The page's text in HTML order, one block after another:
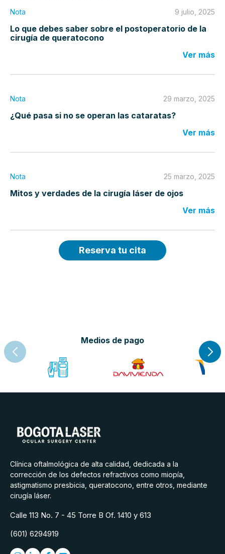
Nota 9 julio, 2025
Lo que debes saber sobre el postoperatorio de la
cirugía de queratocono
Ver más
Nota 29 marzo, 2025
¿Qué pasa si no se operan las cataratas?
Ver más
Nota 25 marzo, 2025
Mitos y verdades de la cirugía láser de ojos
Ver más
Reserva tu cita
Medios de pago
Clínica oftalmológica de alta calidad, dedicada a la
corrección de los defectos refractivos como miopía,
astigmatismo presbicia, queratocono, entre otros, mediante
cirugía láser.
Calle 113 No. 7 - 45 Torre B Of. 1410 y 613
(601) 6294919